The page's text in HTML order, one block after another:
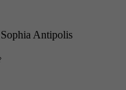
Antipolis